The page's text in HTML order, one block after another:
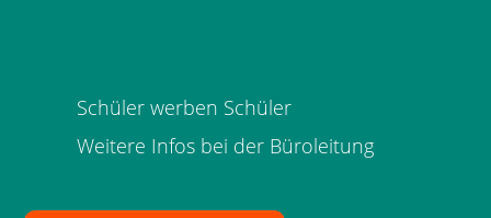
Schüler werben Schüler
Weitere Infos bei der Büroleitung